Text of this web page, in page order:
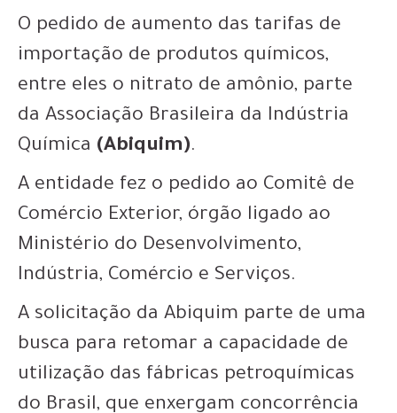
O pedido de aumento das tarifas de
importação de produtos químicos,
entre eles o nitrato de amônio, parte
da Associação Brasileira da Indústria
Química (Abiquim).
A entidade fez o pedido ao Comitê de
Comércio Exterior, órgão ligado ao
Ministério do Desenvolvimento,
Indústria, Comércio e Serviços.
A solicitação da Abiquim parte de uma
busca para retomar a capacidade de
utilização das fábricas petroquímicas
do Brasil, que enxergam concorrência